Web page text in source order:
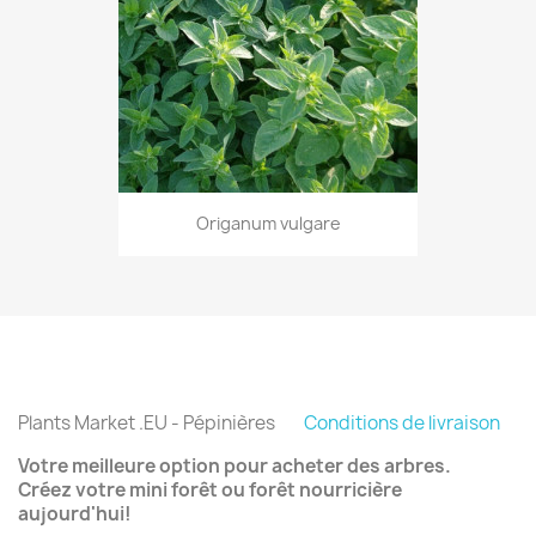
Origanum vulgare
Plants Market .EU - Pépinières Conditions de livraison
Votre meilleure option pour acheter des arbres.
Créez votre mini forêt ou forêt nourricière
aujourd'hui!